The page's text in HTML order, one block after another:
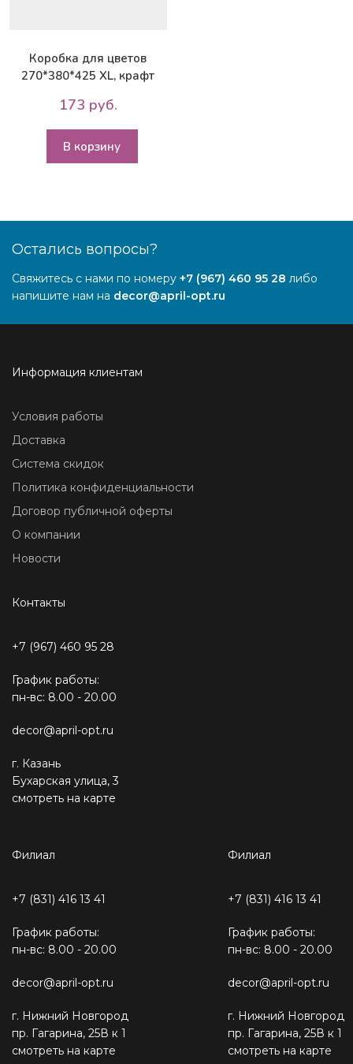
Коробка для цветов
270*380*425 XL, крафт
173 руб.
В корзину
Остались вопросы?
Свяжитесь с нами по номеру +7 (967) 460 95 28 либо
напишите нам на decor@april-opt.ru
Информация клиентам
Условия работы
Доставка
Система скидок
Политика конфиденциальности
Договор публичной оферты
О компании
Новости
Контакты
+7 (967) 460 95 28
График работы:
пн-вс: 8.00 - 20.00
decor@april-opt.ru
г. Казань
Бухарская улица, 3
смотреть на карте
Филиал
+7 (831) 416 13 41
График работы:
пн-вс: 8.00 - 20.00
decor@april-opt.ru
г. Нижний Новгород
пр. Гагарина, 25В к 1
смотреть на карте
Филиал
+7 (831) 416 13 41
График работы:
пн-вс: 8.00 - 20.00
decor@april-opt.ru
г. Нижний Новгород
пр. Гагарина, 25В к 1
смотреть на карте